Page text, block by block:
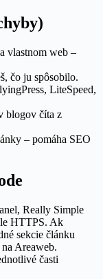
vlastnom web –
čo ju spôsobilo.
LiteSpeed,
blogov číta z
– pomáha SEO
Really Simple
HTTPS. Ak
sekcie článku
Areaweb.
časti